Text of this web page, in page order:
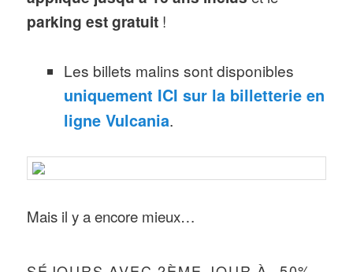
parking est gratuit !
Les billets malins sont disponibles
uniquement ICI sur la billetterie en
ligne Vulcania.
Mais il y a encore mieux…